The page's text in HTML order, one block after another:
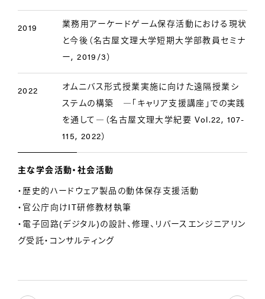
2019
業務用アーケードゲーム保存活動における現状
と今後（名古屋文理大学短期大学部教員セミナ
ー, 2019/3）
2022
オムニバス形式授業実施に向けた遠隔授業シ
ステムの構築 ―「キャリア支援講座」での実践
を通して―（名古屋文理大学紀要 Vol.22, 107-
115, 2022）
主な学会活動・社会活動
・歴史的ハードウェア製品の動体保存支援活動
・官公庁向けIT研修教材執筆
・電子回路(デジタル)の設計、修理、リバースエンジニアリン
グ受託・コンサルティング